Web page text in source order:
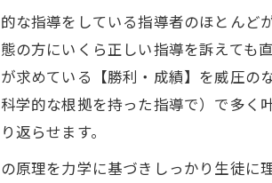
な指導をしている指導者のほとんど
の方にいくら正しい指導を訴えても
求めている【勝利・成績】を威圧の
学的な根拠を持った指導で）で多く
返らせます。
原理を力学に基づきしっかり生徒に